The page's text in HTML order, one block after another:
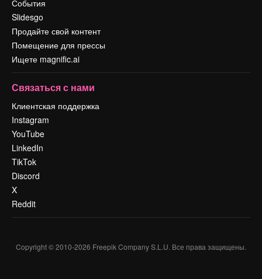
События
Slidesgo
Продайте свой контент
Помещение для прессы
Ищете magnific.ai
Связаться с нами
Клиентская поддержка
Instagram
YouTube
LinkedIn
TikTok
Discord
X
Reddit
Copyright © 2010-2026 Freepik Company S.L.U. Все права защищены.